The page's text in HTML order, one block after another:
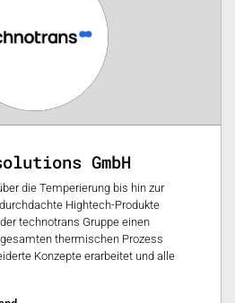
GmbH
die Temperierung bis hin zur
Hightech-Produkte
technotrans Gruppe einen
thermischen Prozess
Konzepte erarbeitet und alle